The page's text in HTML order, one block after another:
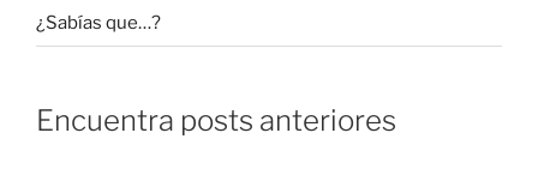
¿Sabías que…?
Encuentra posts anteriores